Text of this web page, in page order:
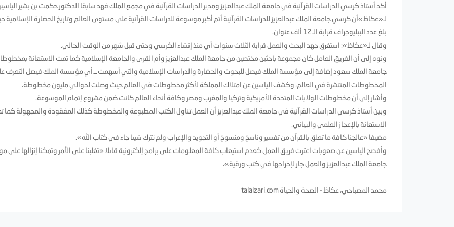
أكد أستاذ كرسي الدراسات القرآنية في جامعة الملك عبدالعزيز ومدير الدراسات القرآنية في مجمع الملك فهد سابقا الدكتور حكمت بن بشير
لـ«عكاظ»أن كرسي جامعة الملك عبدالعزيز للدراسات القرآنية أتم أكبر موسوعة للدراسات القرآنية على مستوى العالم وتاريخ الحضارة الإسلامية
بلغ عدد الببليوجراف قرابة الـ 12 ألف عنوان.
وقال لـ«عكاظ»: استغرق جهد البحث والعمل قرابة الثلاث سنوات أي منذ إنشاء الكرسي وحتى قبل شهر من الوقت الحالي.
ونوه إلى أن الفريق العامل كان مجموعة باحثين مختصين من جامعة الملك عبدالعزيز وأم القرى والجامعة الإسلامية كما تمت الاستعانة
جامعة الملك سعود إضافة إلى مؤسسة الملك فيصل للبحوث والحضارة والدراسات الإسلامية والتي أسهمت ــ أي مؤسسة الملك فيصل التعرف
المخطوطات المنتشرة في العالم، وكشف الياسين عن امتلاك المملكة لأكثر مخطوطات في العالم حيث وصلت لحوالي مليون مخطوطة.
وأشار إلى أن مخطوطات الولايات المتحدة الأمريكية وتركيا والمغرب ومصر وكافة أنحاء العالم كانت ضمن مشروع إتمام الموسوعة.
وبين أستاذ كرسي الدراسات القرآنية في جامعة الملك عبدالعزيز أن العمل تناول الكتب المطبوعة والمخطوطة كذلك المفقودة والمجهولة كما
الاستعانة بالإعجاز العلمي والبياني.
مضيفا «عالجنا كافة ما تعلق بالقرآن من تفسير وناسخ ومنسوخ أو التجويد والإعراب ولم نترك شيئا جاء في كتاب الله».
وأفصح الياسين عن صعوبات اعترت فريق العمل كعدم استيعاب كافة المعلومات على برامج إلكترونية قائلا «تغلبنا على الأمر وتمكنا إنزالها على
جامعة الملك عبدالعزيز والعمل جار لإخراجها في كتب ورقية».
محمد المصباحي، عكاظ - الصحة والحياة talalzari.com